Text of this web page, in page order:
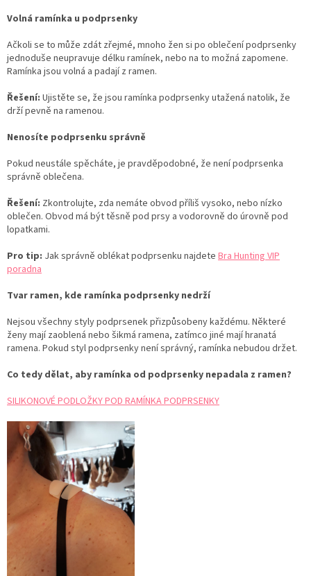
Volná ramínka u podprsenky
Ačkoli se to může zdát zřejmé, mnoho žen si po oblečení podprsenky
jednoduše neupravuje délku ramínek, nebo na to možná zapomene.
Ramínka jsou volná a padají z ramen.
Řešení: Ujistěte se, že jsou ramínka podprsenky utažená natolik, že
drží pevně na ramenou.
Nenosíte podprsenku správně
Pokud neustále spěcháte, je pravděpodobné, že není podprsenka
správně oblečena.
Řešení: Zkontrolujte, zda nemáte obvod příliš vysoko, nebo nízko
oblečen. Obvod má být těsně pod prsy a vodorovně do úrovně pod
lopatkami.
Pro tip: Jak správně oblékat podprsenku najdete Bra Hunting VIP
poradna
Tvar ramen, kde ramínka podprsenky nedrží
Nejsou všechny styly podprsenek přizpůsobeny každému. Některé
ženy mají zaoblená nebo šikmá ramena, zatímco jiné mají hranatá
ramena. Pokud styl podprsenky není správný, ramínka nebudou držet.
Co tedy dělat, aby ramínka od podprsenky nepadala z ramen?
SILIKONOVÉ PODLOŽKY POD RAMÍNKA PODPRSENKY